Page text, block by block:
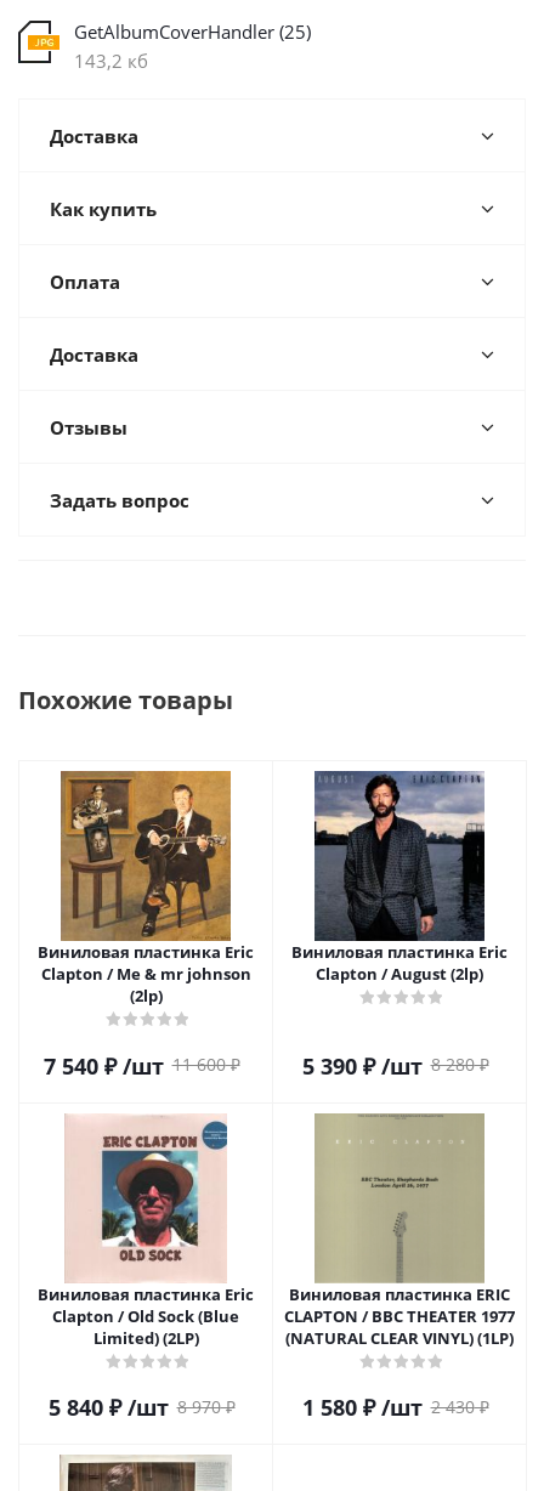
GetAlbumCoverHandler (25)
143,2 кб
Доставка
Как купить
Оплата
Доставка
Отзывы
Задать вопрос
Похожие товары
Виниловая пластинка Eric
Clapton / Me & mr johnson
(2lp)
7 540₽ /шт 11 600₽
Виниловая пластинка Eric
Clapton / August (2lp)
5 390₽ /шт 8 280₽
Виниловая пластинка Eric
Clapton / Old Sock (Blue
Limited) (2LP)
5 840₽ /шт 8 970₽
Виниловая пластинка ERIC
CLAPTON / BBC THEATER 1977
(NATURAL CLEAR VINYL) (1LP)
1 580₽ /шт 2 430₽